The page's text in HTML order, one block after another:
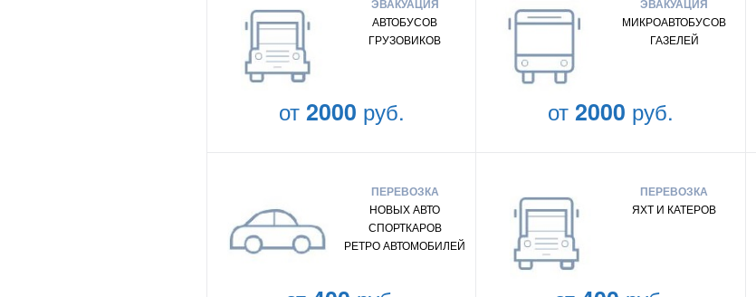
ЭВАКУАЦИЯ
АВТОБУСОВ
ГРУЗОВИКОВ
от2000 руб.
ЭВАКУАЦИЯ
МИКРОАВТОБУСОВ
ГАЗЕЛЕЙ
от2000 руб.
ПЕРЕВОЗКА
НОВЫХ АВТО
СПОРТКАРОВ
РЕТРО АВТОМОБИЛЕЙ
ПЕРЕВОЗКА
ЯХТ И КАТЕРОВ